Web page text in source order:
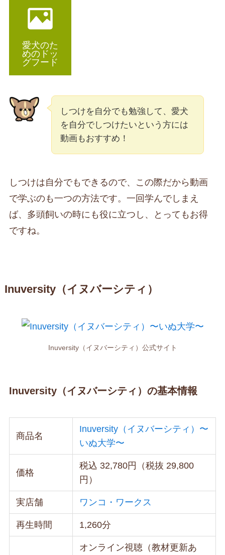
愛犬のた
めのドッ
グフード
しつけを自分でも勉強して、愛犬
を自分でしつけたいという方には
動画もおすすめ！
しつけは自分でもできるので、この際だから動画
で学ぶのも一つの方法です。一回学んでしまえ
ば、多頭飼いの時にも役に立つし、とってもお得
ですね。
Inuversity（イヌバーシティ）
Inuversity（イヌバーシティ）公式サイト
Inuversity（イヌバーシティ）の基本情報
商品名
Inuversity（イヌバーシティ）〜
いぬ大学〜
価格
税込 32,780円（税抜 29,800
円）
実店舗 ワンコ・ワークス
再生時間 1,260分
オンライン視聴（教材更新あ